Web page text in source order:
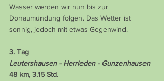
Wasser werden wir nun bis zur
Donaumündung folgen. Das Wetter ist
sonnig, jedoch mit etwas Gegenwind.
3. Tag
Leutershausen - Herrieden - Gunzenhausen
48 km, 3.15 Std.